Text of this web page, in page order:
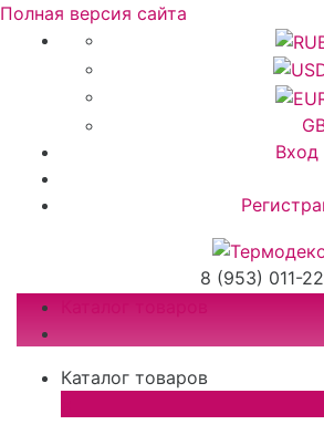
Полная версия сайта
Вход
8 (953) 011-
Каталог товаров